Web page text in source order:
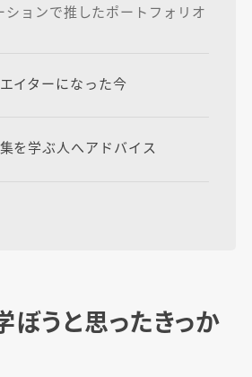
ションで推したポートフォリオ
イターになった今
を学ぶ人へアドバイス
うと思ったきっか